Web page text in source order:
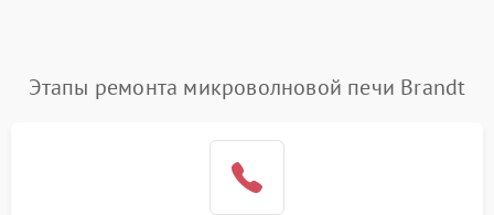
Этапы ремонта микроволновой печи Brandt